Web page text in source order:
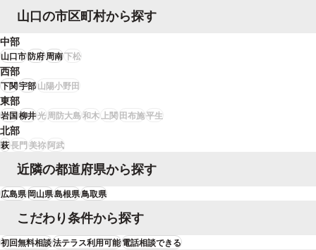
かりました。Ａさんとしては，1円でも多く過払金を回収し，弁済原資にし
たいところでした。しかし，任意の交渉では過払金の利息はおろか元金も満
額では支払うことに応じてもらえませんでした。そこで，借入先の３社に対
して裁判を起こし過払金を請求しました。その結果２００万円以上の過払金
の回収に成功しました。次に，回収した過払金を弁済原資として，Ａさんの
借金を一括で全額を弁済しました。最終的な結果として，住宅ローンを除く
借金をすべて弁済した上で，過払金約８０万円を獲得することができまし
た。住宅ローンの借金は残ったものの，Ａさんの借入残高は約３００万円に
まで減額し，毎月の弁済額を２万５０００円に減らすことができました。Ａ
さんの当初の希望どおり，自宅を残すことができ，職場にも知られることな
く債務整理を行うことができました。
山口の市区町村から探す
中部
山口市防府周南下松
西部
下関宇部山陽小野田
東部
岩国柳井光周防大島和木上関田布施平生
北部
萩長門美祢阿武
近隣の都道府県から探す
広島県岡山県島根県鳥取県
こだわり条件から探す
初回無料相談法テラス利用可能電話相談できる